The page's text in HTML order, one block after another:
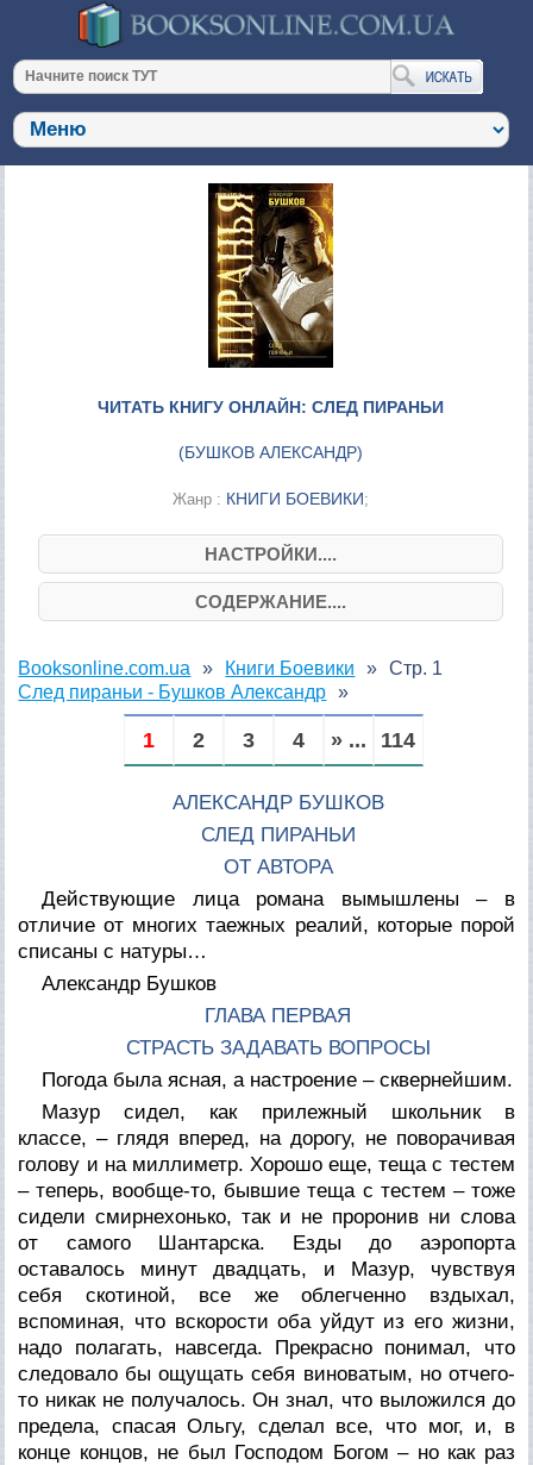
ЧИТАТЬ КНИГУ ОНЛАЙН: СЛЕД ПИРАНЬИ
(БУШКОВ АЛЕКСАНДР)
Жанр : КНИГИ БОЕВИКИ;
НАСТРОЙКИ....
СОДЕРЖАНИЕ....
Booksonline.com.ua
Книги Боевики
След пираньи - Бушков Александр
Стр. 1
1 2 3 4 » ... 114
АЛЕКСАНДР БУШКОВ
СЛЕД ПИРАНЬИ
ОТ АВТОРА
Действующие лица романа вымышлены – в
отличие от многих таежных реалий, которые порой
списаны с натуры…
Александр Бушков
ГЛАВА ПЕРВАЯ
СТРАСТЬ ЗАДАВАТЬ ВОПРОСЫ
Погода была ясная, а настроение – сквернейшим.
Мазур сидел, как прилежный школьник в
классе, – глядя вперед, на дорогу, не поворачивая
голову и на миллиметр. Хорошо еще, теща с тестем
– теперь, вообще-то, бывшие теща с тестем – тоже
сидели смирнехонько, так и не проронив ни слова
от самого Шантарска. Езды до аэропорта
оставалось минут двадцать, и Мазур, чувствуя
себя скотиной, все же облегченно вздыхал,
вспоминая, что вскорости оба уйдут из его жизни,
надо полагать, навсегда. Прекрасно понимал, что
следовало бы ощущать себя виноватым, но отчего-
то никак не получалось. Он знал, что выложился до
предела, спасая Ольгу, сделал все, что мог, и, в
конце концов, не был Господом Богом – но как раз